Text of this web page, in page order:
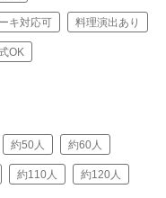
キ対応可 料理演出あり
OK
約50人 約60人
約110人 約120人